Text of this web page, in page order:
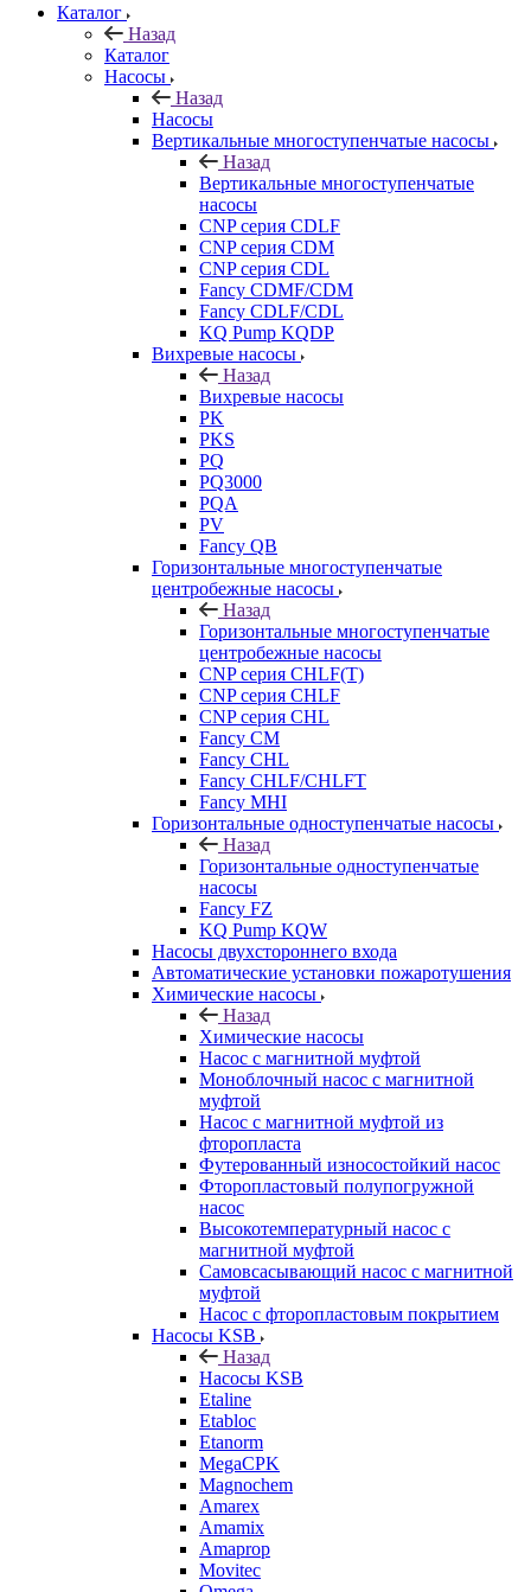
Каталог
Назад
Каталог
Насосы
Назад
Насосы
Вертикальные многоступенчатые насосы
Назад
Вертикальные многоступенчатые
насосы
CNP серия CDLF
CNP серия CDM
CNP серия CDL
Fancy CDMF/CDM
Fancy CDLF/CDL
KQ Pump KQDP
Вихревые насосы
Назад
Вихревые насосы
PK
PKS
PQ
PQ3000
PQA
PV
Fancy QB
Горизонтальные многоступенчатые
центробежные насосы
Назад
Горизонтальные многоступенчатые
центробежные насосы
CNP серия CHLF(T)
CNP серия CHLF
CNP серия CHL
Fancy CM
Fancy CHL
Fancy CHLF/CHLFT
Fancy MHI
Горизонтальные одноступенчатые насосы
Назад
Горизонтальные одноступенчатые
насосы
Fancy FZ
KQ Pump KQW
Насосы двухстороннего входа
Автоматические установки пожаротушения
Химические насосы
Назад
Химические насосы
Насос с магнитной муфтой
Моноблочный насос с магнитной
муфтой
Насос с магнитной муфтой из
фторопласта
Футерованный износостойкий насос
Фторопластовый полупогружной
насос
Высокотемпературный насос с
магнитной муфтой
Самовсасывающий насос с магнитной
муфтой
Насос с фторопластовым покрытием
Насосы KSB
Назад
Насосы KSB
Etaline
Etabloc
Etanorm
MegaCPK
Magnochem
Amarex
Amamix
Amaprop
Movitec